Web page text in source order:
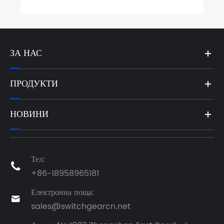
ЗА НАС
ПРОДУКТИ
НОВИНИ

Тел:
+86-18958965181

Електронна поща:
sales@switchgearcn.net